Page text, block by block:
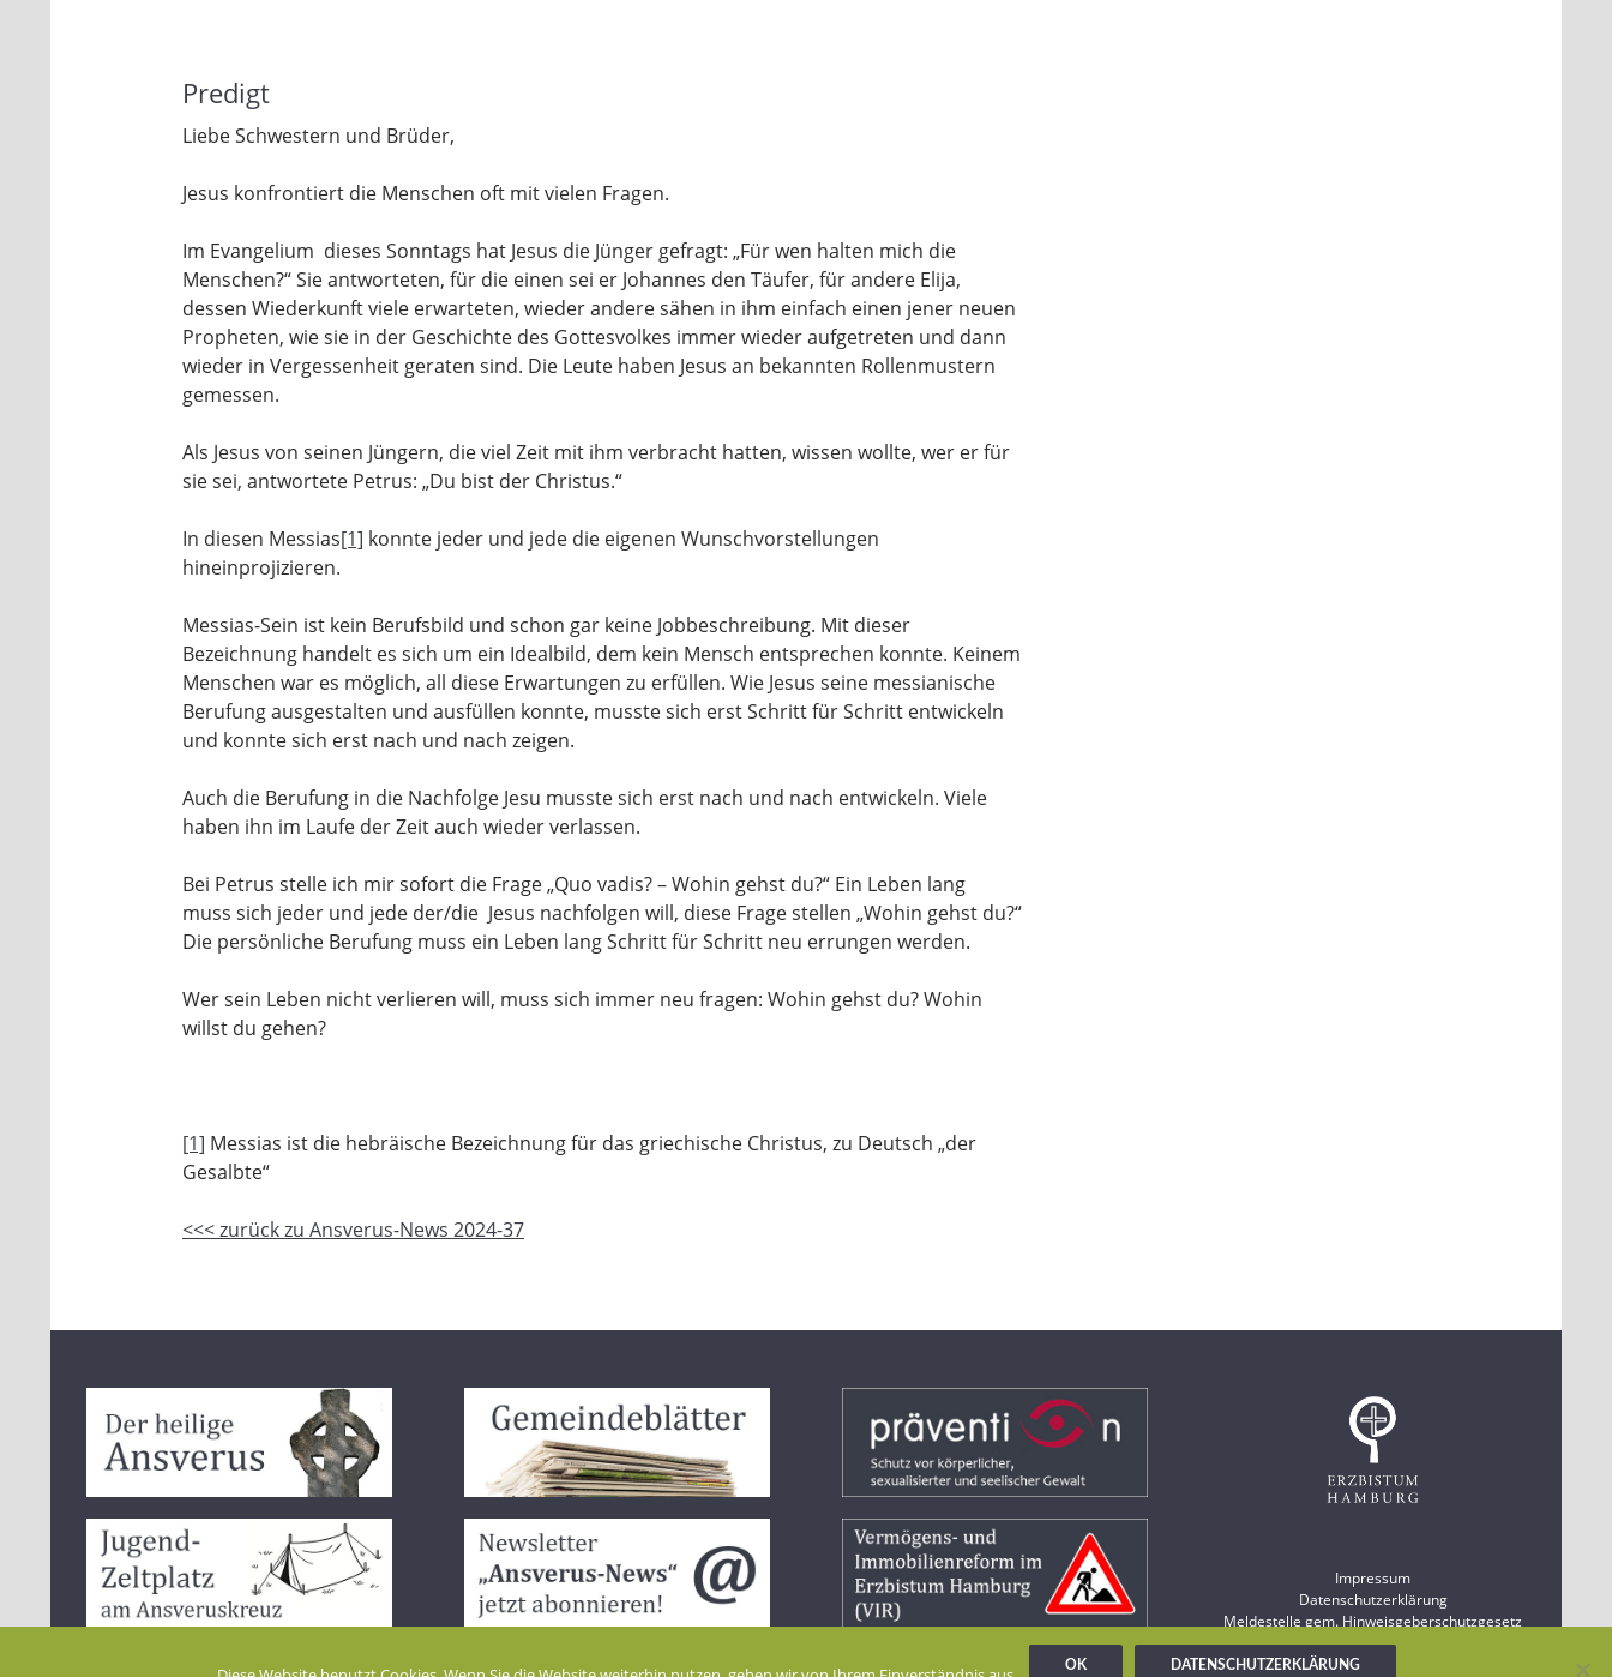
Predigt
Liebe Schwestern und Brüder,
Jesus konfrontiert die Menschen oft mit vielen Fragen.
Im Evangelium dieses Sonntags hat Jesus die Jünger gefragt: „Für wen halten mich die
Menschen?“ Sie antworteten, für die einen sei er Johannes den Täufer, für andere Elija,
dessen Wiederkunft viele erwarteten, wieder andere sähen in ihm einfach einen jener neuen
Propheten, wie sie in der Geschichte des Gottesvolkes immer wieder aufgetreten und dann
wieder in Vergessenheit geraten sind. Die Leute haben Jesus an bekannten Rollenmustern
gemessen.
Als Jesus von seinen Jüngern, die viel Zeit mit ihm verbracht hatten, wissen wollte, wer er für
sie sei, antwortete Petrus: „Du bist der Christus.“
In diesen Messias[1] konnte jeder und jede die eigenen Wunschvorstellungen
hineinprojizieren.
Messias-Sein ist kein Berufsbild und schon gar keine Jobbeschreibung. Mit dieser
Bezeichnung handelt es sich um ein Idealbild, dem kein Mensch entsprechen konnte. Keinem
Menschen war es möglich, all diese Erwartungen zu erfüllen. Wie Jesus seine messianische
Berufung ausgestalten und ausfüllen konnte, musste sich erst Schritt für Schritt entwickeln
und konnte sich erst nach und nach zeigen.
Auch die Berufung in die Nachfolge Jesu musste sich erst nach und nach entwickeln. Viele
haben ihn im Laufe der Zeit auch wieder verlassen.
Bei Petrus stelle ich mir sofort die Frage „Quo vadis? – Wohin gehst du?“ Ein Leben lang
muss sich jeder und jede der/die Jesus nachfolgen will, diese Frage stellen „Wohin gehst du?“
Die persönliche Berufung muss ein Leben lang Schritt für Schritt neu errungen werden.
Wer sein Leben nicht verlieren will, muss sich immer neu fragen: Wohin gehst du? Wohin
willst du gehen?
[1] Messias ist die hebräische Bezeichnung für das griechische Christus, zu Deutsch „der
Gesalbte“
<<< zurück zu Ansverus-News 2024-37
Impressum
Datenschutzerklärung
Meldestelle gem. Hinweisgeberschutzgesetz
OK DATENSCHUTZERKLÄRUNG